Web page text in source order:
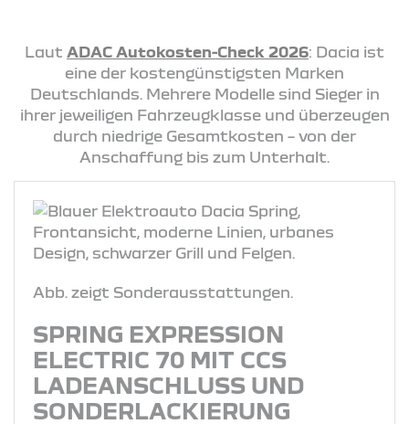
Laut ADAC Autokosten-Check 2026: Dacia ist
eine der kostengünstigsten Marken
Deutschlands. Mehrere Modelle sind Sieger in
ihrer jeweiligen Fahrzeugklasse und überzeugen
durch niedrige Gesamtkosten – von der
Anschaffung bis zum Unterhalt.
Abb. zeigt Sonderausstattungen.
SPRING EXPRESSION
ELECTRIC 70 MIT CCS
LADEANSCHLUSS UND
SONDERLACKIERUNG